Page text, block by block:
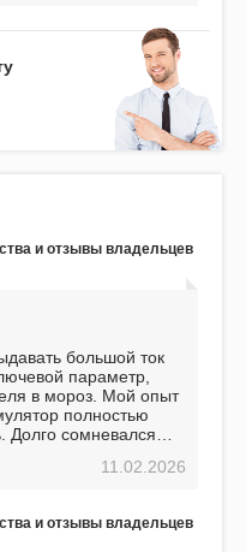
и отзывы владельцев
большой ток
параметр,
в мороз. Мой опыт
полностью
Долго сомневался
вложение,11.02.2026
и отзывы владельцев